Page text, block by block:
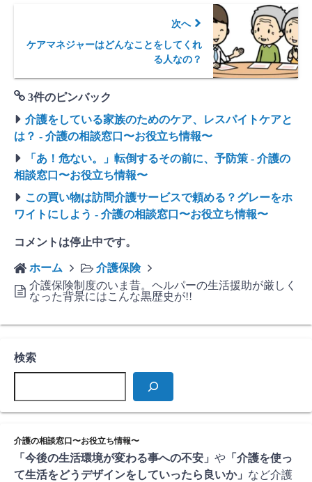
次へ
ケアマネジャーはどんなことをしてくれ
る人なの？
3件のピンバック
介護をしている家族のためのケア、レスパイトケアと
は？ - 介護の相談窓口〜お役立ち情報〜
「あ！危ない。」転倒するその前に、予防策 - 介護の
相談窓口〜お役立ち情報〜
この買い物は訪問介護サービスで頼める？グレーをホ
ワイトにしよう - 介護の相談窓口〜お役立ち情報〜
コメントは停止中です。
ホーム
介護保険
介護保険制度のいま昔。ヘルパーの生活援助が厳しく
なった背景にはこんな黒歴史が!!
検索
介護の相談窓口〜お役立ち情報〜
「今後の生活環境が変わる事への不安」 や 「介護を使っ
て生活をどうデザインをしていったら良いか」 など介護